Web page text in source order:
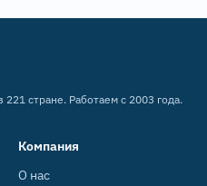
стране. Работаем с 2003 года.
Компания
О нас